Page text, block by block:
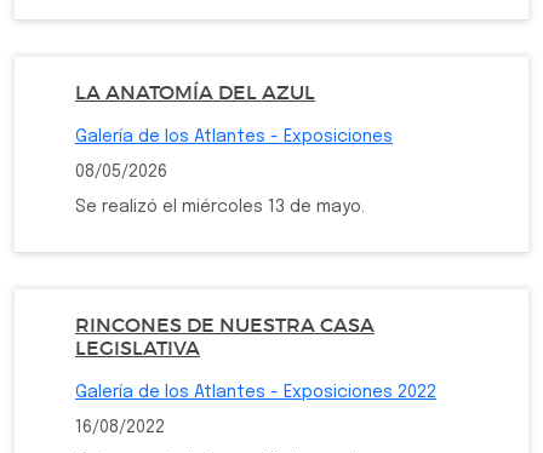
LA ANATOMÍA DEL AZUL
Galería de los Atlantes - Exposiciones
08/05/2026
Se realizó el miércoles 13 de mayo.
RINCONES DE NUESTRA CASA
LEGISLATIVA
Galería de los Atlantes - Exposiciones 2022
16/08/2022